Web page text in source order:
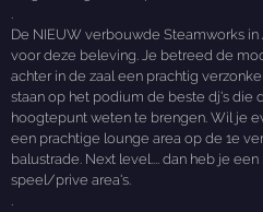
.
De NIEUW verbouwde Steamworks
voor deze beleving. Je betreed de
achter in de zaal een prachtig
staan op het podium de beste dj's die
hoogtepunt weten te brengen. Wil je
een prachtige lounge area op de 1e
balustrade. Next level.... dan heb je
speel/prive area's.
.